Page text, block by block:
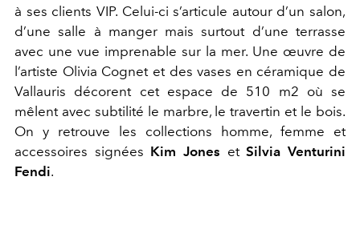
à ses clients VIP. Celui-ci s’articule autour d’un salon,
d’une salle à manger mais surtout d’une terrasse
avec une vue imprenable sur la mer. Une œuvre de
l’artiste Olivia Cognet et des vases en céramique de
Vallauris décorent cet espace de 510 m2 où se
mêlent avec subtilité le marbre, le travertin et le bois.
On y retrouve les collections homme, femme et
accessoires signées Kim Jones etSilvia Venturini
Fendi.